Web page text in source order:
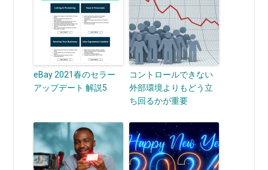
eBay 2021春のセラー
アップデート 解説5
コントロールできない
外部環境よりもどう立
ち回るかが重要